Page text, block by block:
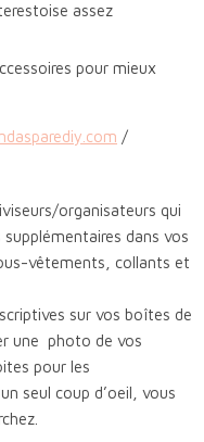
assez
/
organisateurs qui
dans vos
vêtements, collants et
sur vos boîtes de
une photo de vos
pour les
seul coup d’oeil, vous